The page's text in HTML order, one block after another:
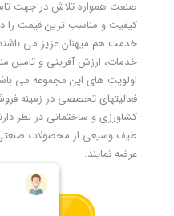
صنعت همواره تلاش در جهت
کیفیت و مناسب ترین قیمت را
خدمت هم میهنان عزیز می
خدمات، ارزش آفرینی و تامین
اولویت های این مجموعه می
فعالیتهای تخصصی در زمینه
کشاورزی و ساختمانی در نظر
طیف وسیعی از محصولات
عرضه نمایند.